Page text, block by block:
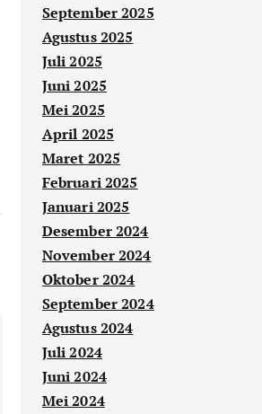
September 2025
Agustus 2025
Juli 2025
Juni 2025
Mei 2025
April 2025
Maret 2025
Februari 2025
Januari 2025
Desember 2024
November 2024
Oktober 2024
September 2024
Agustus 2024
Juli 2024
Juni 2024
Mei 2024